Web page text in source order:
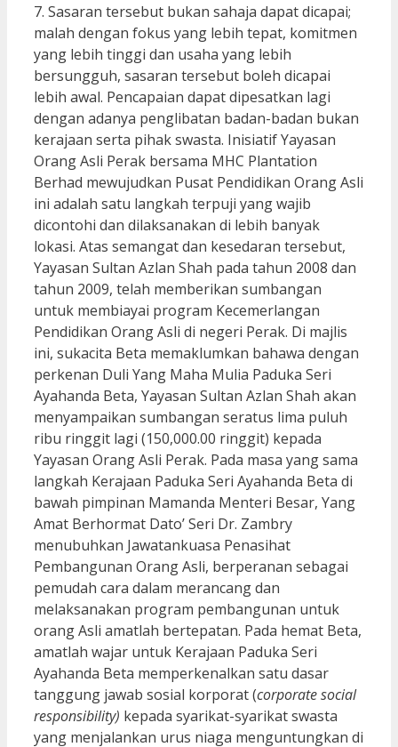
7. Sasaran tersebut bukan sahaja dapat dicapai;
malah dengan fokus yang lebih tepat, komitmen
yang lebih tinggi dan usaha yang lebih
bersungguh, sasaran tersebut boleh dicapai
lebih awal. Pencapaian dapat dipesatkan lagi
dengan adanya penglibatan badan-badan bukan
kerajaan serta pihak swasta. Inisiatif Yayasan
Orang Asli Perak bersama MHC Plantation
Berhad mewujudkan Pusat Pendidikan Orang Asli
ini adalah satu langkah terpuji yang wajib
dicontohi dan dilaksanakan di lebih banyak
lokasi. Atas semangat dan kesedaran tersebut,
Yayasan Sultan Azlan Shah pada tahun 2008 dan
tahun 2009, telah memberikan sumbangan
untuk membiayai program Kecemerlangan
Pendidikan Orang Asli di negeri Perak. Di majlis
ini, sukacita Beta memaklumkan bahawa dengan
perkenan Duli Yang Maha Mulia Paduka Seri
Ayahanda Beta, Yayasan Sultan Azlan Shah akan
menyampaikan sumbangan seratus lima puluh
ribu ringgit lagi (150,000.00 ringgit) kepada
Yayasan Orang Asli Perak. Pada masa yang sama
langkah Kerajaan Paduka Seri Ayahanda Beta di
bawah pimpinan Mamanda Menteri Besar, Yang
Amat Berhormat Dato’ Seri Dr. Zambry
menubuhkan Jawatankuasa Penasihat
Pembangunan Orang Asli, berperanan sebagai
pemudah cara dalam merancang dan
melaksanakan program pembangunan untuk
orang Asli amatlah bertepatan. Pada hemat Beta,
amatlah wajar untuk Kerajaan Paduka Seri
Ayahanda Beta memperkenalkan satu dasar
tanggung jawab sosial korporat (corporate social
responsibility) kepada syarikat-syarikat swasta
yang menjalankan urus niaga menguntungkan di